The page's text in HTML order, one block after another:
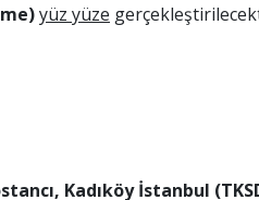
yüz yüze
Kadıköy İstanbul